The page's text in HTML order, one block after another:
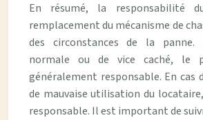
En résumé, la responsabilité
remplacement du mécanisme de
des circonstances de la panne.
normale ou de vice caché, le
généralement responsable. En cas
de mauvaise utilisation du
responsable. Il est important de